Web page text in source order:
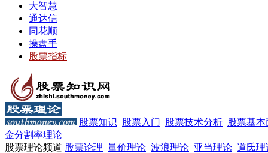
大智慧
通达信
同花顺
操盘手
股票指标
股票知识 股票入门 股票技术分析 股票基
金分割率理论
股票理论频道 股票论理 量价理论 波浪理论 亚当理论 道氏理